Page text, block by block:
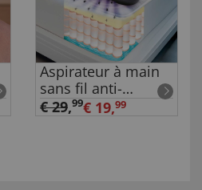
Aspirateur à main
sans fil anti-
acariens
€ 29,99€ 19,99